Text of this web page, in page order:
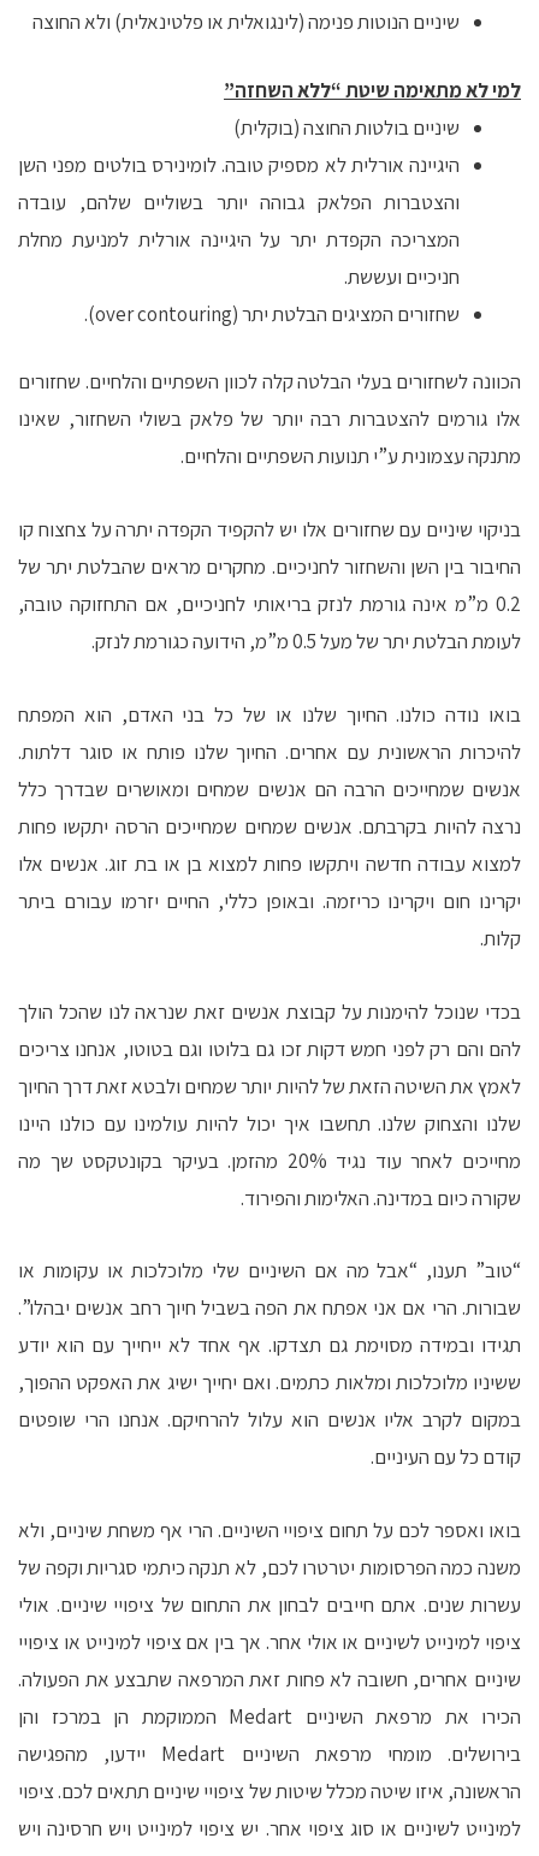
שיניים הנוטות פנימה (לינגואלית או פלטינאלית) ולא החוצה
למי לא מתאימה שיטת “ללא השחזה”
שיניים בולטות החוצה (בוקלית)
היגיינה אורלית לא מספיק טובה. לומינירס בולטים מפני השן
והצטברות הפלאק גבוהה יותר בשוליים שלהם, עובדה
המצריכה הקפדת יתר על היגיינה אורלית למניעת מחלת
חניכיים ועששת.
שחזורים המציגים הבלטת יתר (over contouring).
הכוונה לשחזורים בעלי הבלטה קלה לכוון השפתיים והלחיים. שחזורים
אלו גורמים להצטברות רבה יותר של פלאק בשולי השחזור, שאינו
מתנקה עצמונית ע”י תנועות השפתיים והלחיים.
בניקוי שיניים עם שחזורים אלו יש להקפיד הקפדה יתרה על צחצוח קו
החיבור בין השן והשחזור לחניכיים. מחקרים מראים שהבלטת יתר של
0.2 מ”מ אינה גורמת לנזק בריאותי לחניכיים, אם התחזוקה טובה,
לעומת הבלטת יתר של מעל 0.5 מ”מ, הידועה כגורמת לנזק.
בואו נודה כולנו. החיוך שלנו או של כל בני האדם, הוא המפתח
להיכרות הראשונית עם אחרים. החיוך שלנו פותח או סוגר דלתות.
אנשים שמחייכים הרבה הם אנשים שמחים ומאושרים שבדרך כלל
נרצה להיות בקרבתם. אנשים שמחים שמחייכים הרסה יתקשו פחות
למצוא עבודה חדשה ויתקשו פחות למצוא בן או בת זוג. אנשים אלו
יקרינו חום ויקרינו כריזמה. ובאופן כללי, החיים יזרמו עבורם ביתר
קלות.
בכדי שנוכל להימנות על קבוצת אנשים זאת שנראה לנו שהכל הולך
להם והם רק לפני חמש דקות זכו גם בלוטו וגם בטוטו, אנחנו צריכים
לאמץ את השיטה הזאת של להיות יותר שמחים ולבטא זאת דרך החיוך
שלנו והצחוק שלנו. תחשבו איך יכול להיות עולמינו עם כולנו היינו
מחייכים לאחר עוד נגיד 20% מהזמן. בעיקר בקונטקסט שך מה
שקורה כיום במדינה. האלימות והפירוד.
“טוב” תענו, “אבל מה אם השיניים שלי מלוכלכות או עקומות או
שבורות. הרי אם אני אפתח את הפה בשביל חיוך רחב אנשים יבהלו”.
תגידו ובמידה מסוימת גם תצדקו. אף אחד לא ייחייך עם הוא יודע
ששיניו מלוכלכות ומלאות כתמים. ואם יחייך ישיג את האפקט ההפוך,
במקום לקרב אליו אנשים הוא עלול להרחיקם. אנחנו הרי שופטים
קודם כל עם העיניים.
בואו ואספר לכם על תחום ציפויי השיניים. הרי אף משחת שיניים, ולא
משנה כמה הפרסומות יטרטרו לכם, לא תנקה כיתמי סגריות וקפה של
עשרות שנים. אתם חייבים לבחון את התחום של ציפויי שיניים. אולי
ציפוי למינייט לשיניים או אולי אחר. אך בין אם ציפוי למינייט או ציפויי
שיניים אחרים, חשובה לא פחות זאת המרפאה שתבצע את הפעולה.
הכירו את מרפאת השיניים Medart הממוקמת הן במרכז והן
בירושלים. מומחי מרפאת השיניים Medart יידעו, מהפגישה
הראשונה, איזו שיטה מכלל שיטות של ציפויי שיניים תתאים לכם. ציפוי
למינייט לשיניים או סוג ציפוי אחר. יש ציפוי למינייט ויש חרסינה ויש